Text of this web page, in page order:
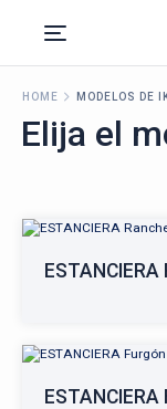
HOME MODELOS DE
Elija el